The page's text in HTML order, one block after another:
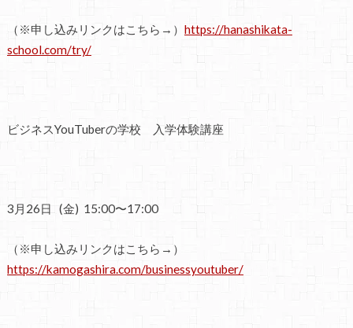
（※申し込みリンクはこちら→） https://hanashikata-
school.com/try/
ビジネスYouTuberの学校 入学体験講座
3月26日 (金) 15:00〜17:00
（※申し込みリンクはこちら→）
https://kamogashira.com/businessyoutuber/